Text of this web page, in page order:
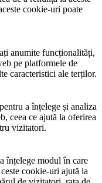
cookie-uri poate
anumite funcționalități,
pe platformele de
caracteristici ale terților.
a înțelege și analiza
ceea ce ajută la oferirea
vizitatori.
înțelege modul în care
cookie-uri ajută la